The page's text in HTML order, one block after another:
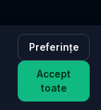
Preferințe
Accept
toate